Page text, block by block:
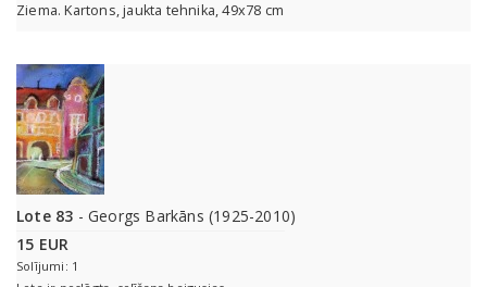
Ziema. Kartons, jaukta tehnika, 49x78 cm
Lote 83 - Georgs Barkāns (1925-2010)
15 EUR
Solījumi: 1